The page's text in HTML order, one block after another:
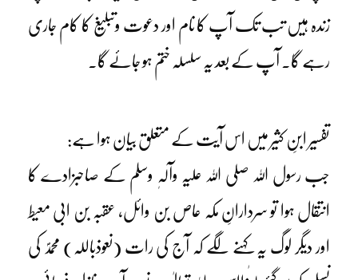
زندہ ہیں تب تک آپ کا نام اور دعوت وتبلیغ کا کام جاری
رہے گا۔ آپ کے بعد یہ سلسلہ ختم ہو جائے گا۔
تفسیر ابنِ کثیر میں اس آیت کے متعلق بیان ہوا ہے:
جب رسول اللہ صلی اللہ علیہ وآلہٖ وسلم کے صاحبزادے کا
انتقال ہوا تو سردارانِ مکہ عاص بن وائل، عقبہ بن ابی معیط
اور دیگر لوگ یہ کہنے لگے کہ آج کی رات (نعوذباللہ) محمدؐ کی